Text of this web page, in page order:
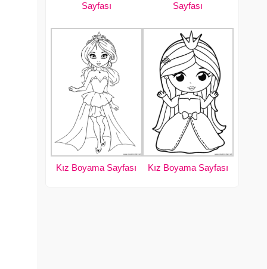
Sayfası
Sayfası
Kız Boyama Sayfası Kız Boyama Sayfası